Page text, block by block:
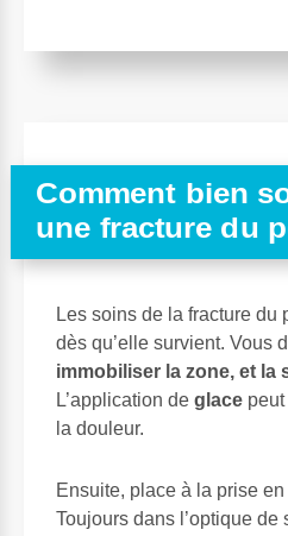
Comment bien
une fracture du
Les soins de la fracture du
dès qu’elle survient. Vous
immobiliser la zone, et la
L’application de glace
la douleur.
Ensuite, place à la prise
Toujours dans l’optique de